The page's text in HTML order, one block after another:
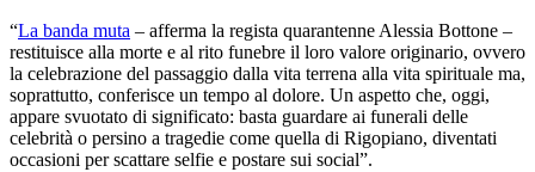
“La banda muta – afferma la regista quarantenne Alessia Bottone –
restituisce alla morte e al rito funebre il loro valore originario, ovvero
la celebrazione del passaggio dalla vita terrena alla vita spirituale ma,
soprattutto, conferisce un tempo al dolore. Un aspetto che, oggi,
appare svuotato di significato: basta guardare ai funerali delle
celebrità o persino a tragedie come quella di Rigopiano, diventati
occasioni per scattare selfie e postare sui social”.